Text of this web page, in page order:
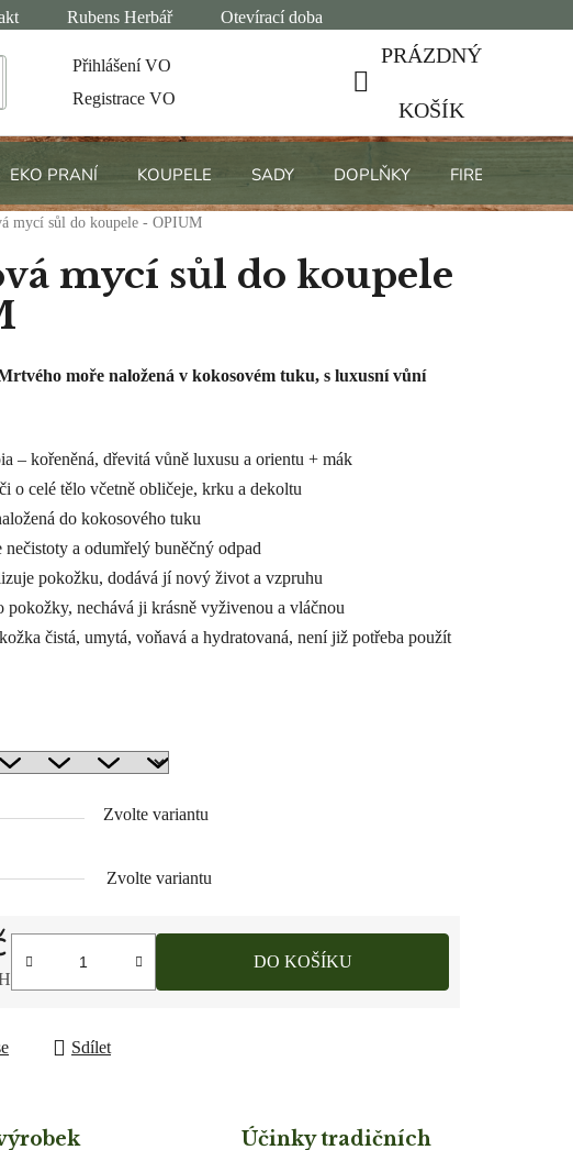
Rubens Herbář Otevírací doba
Přihlášení VO
Registrace VO
NÁKUPNÍ
KOŠÍK
PRÁZDNÝ
KOŠÍK
EKO PRANÍ KOUPELE SADY DOPLŇKY FIREMNÍ DÁRKY
mycí sůl do koupele - OPIUM
mycí sůl do koupele
moře naložená v kokosovém tuku, s luxusní vůní
– kořeněná, dřevitá vůně luxusu a orientu + mák
o celé tělo včetně obličeje, krku a dekoltu
do kokosového tuku
a odumřelý buněčný odpad
pokožku, dodává jí nový život a vzpruhu
pokožky, nechává ji krásně vyživenou a vláčnou
čistá, umytá, voňavá a hydratovaná, není již potřeba použít
Zvolte variantu
Zvolte variantu
DO KOŠÍKU
Sdílet
Účinky tradičních